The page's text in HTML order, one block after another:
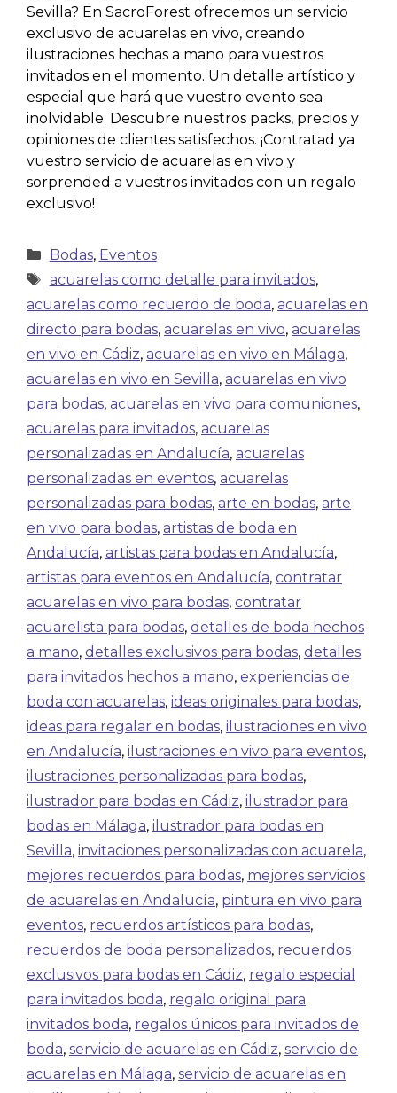
Sevilla? En SacroForest ofrecemos un servicio
exclusivo de acuarelas en vivo, creando
ilustraciones hechas a mano para vuestros
invitados en el momento. Un detalle artístico y
especial que hará que vuestro evento sea
inolvidable. Descubre nuestros packs, precios y
opiniones de clientes satisfechos. ¡Contratad ya
vuestro servicio de acuarelas en vivo y
sorprended a vuestros invitados con un regalo
exclusivo!
Bodas, Eventos
acuarelas como detalle para invitados,
acuarelas como recuerdo de boda, acuarelas en
directo para bodas, acuarelas en vivo, acuarelas
en vivo en Cádiz, acuarelas en vivo en Málaga,
acuarelas en vivo en Sevilla, acuarelas en vivo
para bodas, acuarelas en vivo para comuniones,
acuarelas para invitados, acuarelas
personalizadas en Andalucía, acuarelas
personalizadas en eventos, acuarelas
personalizadas para bodas, arte en bodas, arte
en vivo para bodas, artistas de boda en
Andalucía, artistas para bodas en Andalucía,
artistas para eventos en Andalucía, contratar
acuarelas en vivo para bodas, contratar
acuarelista para bodas, detalles de boda hechos
a mano, detalles exclusivos para bodas, detalles
para invitados hechos a mano, experiencias de
boda con acuarelas, ideas originales para bodas,
ideas para regalar en bodas, ilustraciones en vivo
en Andalucía, ilustraciones en vivo para eventos,
ilustraciones personalizadas para bodas,
ilustrador para bodas en Cádiz, ilustrador para
bodas en Málaga, ilustrador para bodas en
Sevilla, invitaciones personalizadas con acuarela,
mejores recuerdos para bodas, mejores servicios
de acuarelas en Andalucía, pintura en vivo para
eventos, recuerdos artísticos para bodas,
recuerdos de boda personalizados, recuerdos
exclusivos para bodas en Cádiz, regalo especial
para invitados boda, regalo original para
invitados boda, regalos únicos para invitados de
boda, servicio de acuarelas en Cádiz, servicio de
acuarelas en Málaga, servicio de acuarelas en